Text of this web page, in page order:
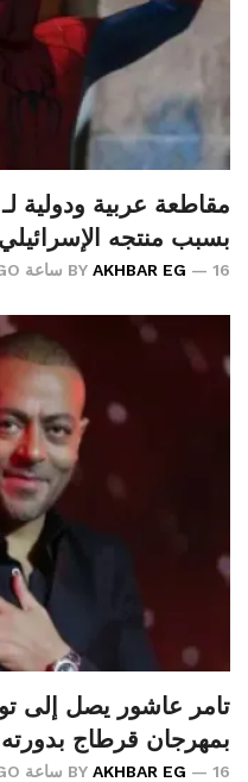
مقاطعة عربية ودولية
بسبب منتجه
BY AKHBAR EG 16 ساعة AGO
تامر عاشور يصل إلى
بمهرجان قرطاج بدورته الـ 60 –
BY AKHBAR EG 16 ساعة AGO